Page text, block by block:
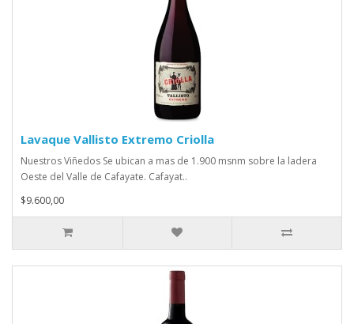
Lavaque Vallisto Extremo Criolla
Nuestros Viñedos Se ubican a mas de 1.900 msnm sobre la ladera
Oeste del Valle de Cafayate. Cafayat..
$9.600,00